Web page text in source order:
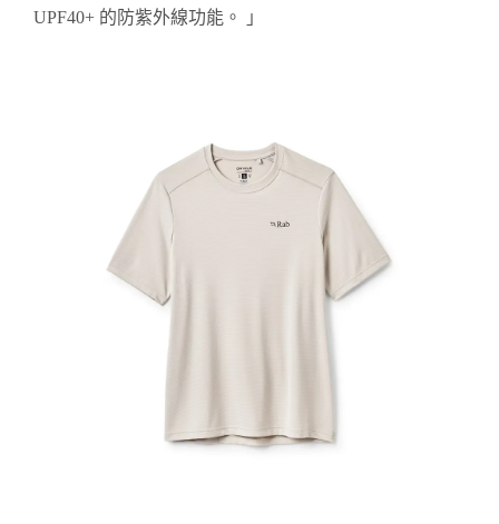
UPF40+ 的防紫外線功能。 」